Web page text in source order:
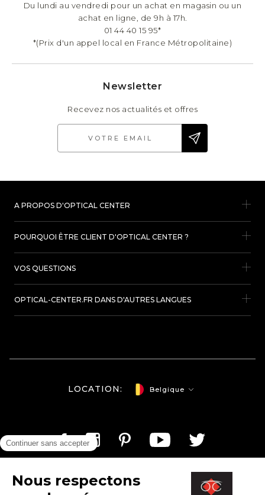
Du lundi au vendredi pour un achat en magasin ou un
achat en ligne, de 9h à 17h.
01 44 40 15 95*
*(Prix d'un appel local en France Métropolitaine)
Newsletter
Recevez nos actualités et offres
A PROPOS D'OPTICAL CENTER
POURQUOI ÊTRE CLIENT D'OPTICAL CENTER ?
VOS QUESTIONS
OPTICAL-CENTER.FR DANS D'AUTRES LANGUES
LOCATION: Belgique